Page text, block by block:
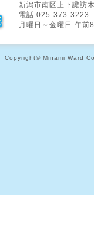
新潟市南区上下諏訪
電話 025-373-3223
月曜日～金曜日 午
Copyright© Minami Ward